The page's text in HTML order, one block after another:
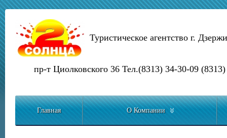
Туристическое агентство г.
пр-т Циолковского 36 Тел.(8313) 34-30-09
Главная О Компании